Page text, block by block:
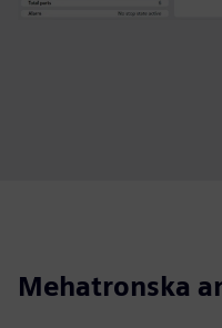
Mehatronska